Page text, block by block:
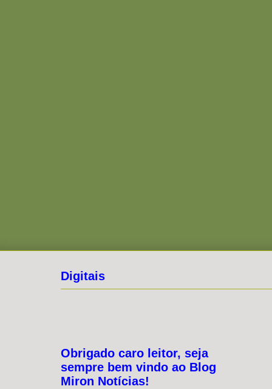
Digitais
Obrigado caro leitor, seja
sempre bem vindo ao Blog
Miron Notícias!